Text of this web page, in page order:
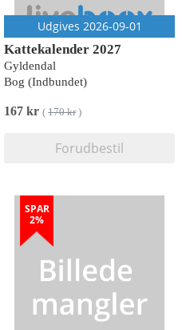
Udgives 2026-09-01
Kattekalender 2027
Gyldendal
Bog (Indbundet)
167 kr ( 170 kr)
Forudbestil
SPAR
2%